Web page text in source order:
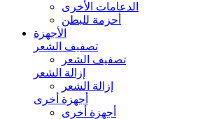
الدعامات الأخرى
أحزمة للبطن
الأجهزة
تصفيف الشعر
تصفيف الشعر
إزالة الشعر
إزالة الشعر
أجهزة أخرى
أجهزة أخرى